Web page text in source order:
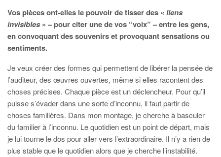
Vos pièces ont-elles le pouvoir de tisser des « liens
invisibles» – pour citer une de vos “voix” – entre les gens,
en convoquant des souvenirs et provoquant sensations ou
sentiments.
Je veux créer des formes qui permettent de libérer la pensée de
l’auditeur, des œuvres ouvertes, même si elles racontent des
choses précises. Chaque pièce est un déclencheur. Pour qu’il
puisse s’évader dans une sorte d’inconnu, il faut partir de
choses familières. Dans mon montage, je cherche à basculer
du familier à l’inconnu. Le quotidien est un point de départ, mais
je lui tourne le dos pour aller vers l’extraordinaire. Il n’y a rien de
plus stable que le quotidien alors que je cherche l’instabilité.